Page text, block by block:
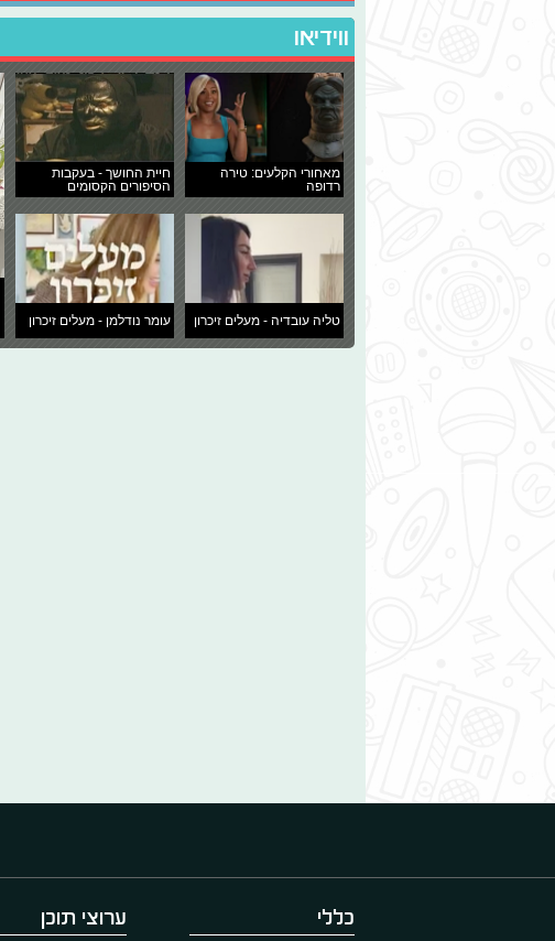
ווידיאו
מאחורי הקלעים: טירה
רדופה
חיית החושך - בעקבות
הסיפורים הקסומים
טליה עובדיה - מעלים זיכרון עומר נודלמן - מעלים זיכרון
כללי ערוצי תוכן